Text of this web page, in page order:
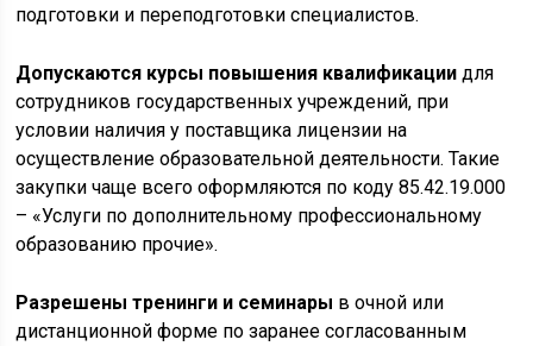
подготовки и переподготовки специалистов.
Допускаются курсы повышения квалификации для
сотрудников государственных учреждений, при
условии наличия у поставщика лицензии на
осуществление образовательной деятельности. Такие
закупки чаще всего оформляются по коду 85.42.19.000
– «Услуги по дополнительному профессиональному
образованию прочие».
Разрешены тренинги и семинары в очной или
дистанционной форме по заранее согласованным